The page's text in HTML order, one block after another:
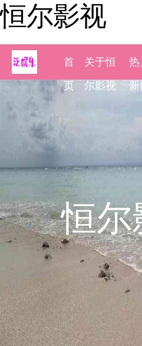
恒尔影视
首
页
关于恒
尔影视
热
新
恒尔